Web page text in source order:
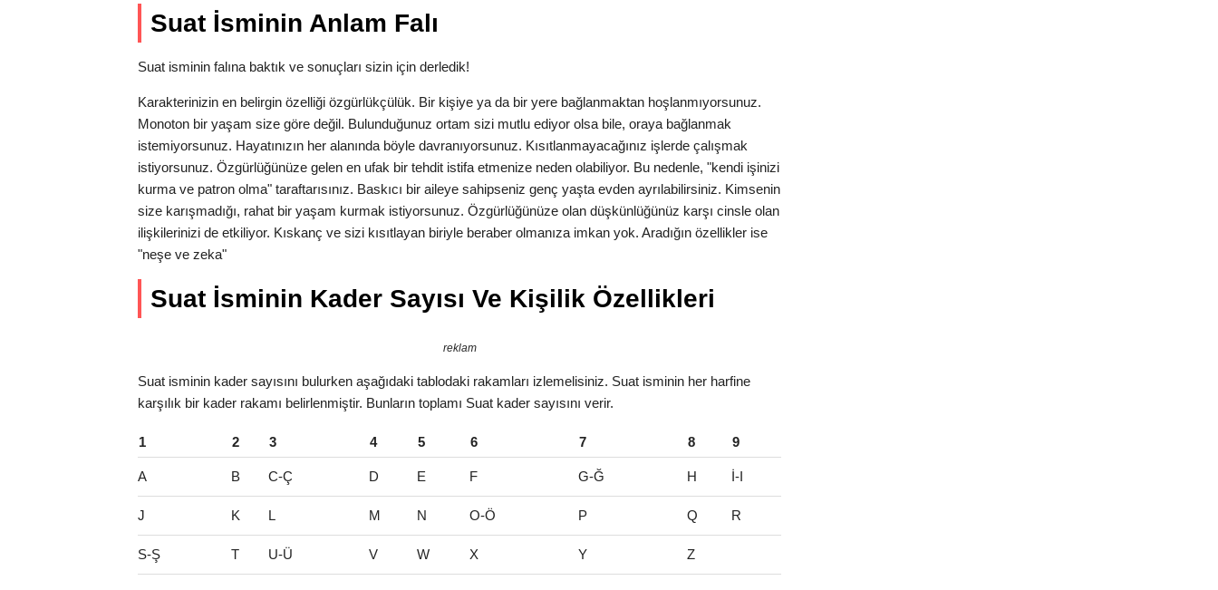
Suat İsminin Anlam Falı
Suat isminin falına baktık ve sonuçları sizin için derledik!
Karakterinizin en belirgin özelliği özgürlükçülük. Bir kişiye ya da bir yere bağlanmaktan hoşlanmıyorsunuz.
Monoton bir yaşam size göre değil. Bulunduğunuz ortam sizi mutlu ediyor olsa bile, oraya bağlanmak
istemiyorsunuz. Hayatınızın her alanında böyle davranıyorsunuz. Kısıtlanmayacağınız işlerde çalışmak
istiyorsunuz. Özgürlüğünüze gelen en ufak bir tehdit istifa etmenize neden olabiliyor. Bu nedenle, "kendi işinizi
kurma ve patron olma" taraftarısınız. Baskıcı bir aileye sahipseniz genç yaşta evden ayrılabilirsiniz. Kimsenin
size karışmadığı, rahat bir yaşam kurmak istiyorsunuz. Özgürlüğünüze olan düşkünlüğünüz karşı cinsle olan
ilişkilerinizi de etkiliyor. Kıskanç ve sizi kısıtlayan biriyle beraber olmanıza imkan yok. Aradığın özellikler ise
"neşe ve zeka"
Suat İsminin Kader Sayısı Ve Kişilik Özellikleri
reklam
Suat isminin kader sayısını bulurken aşağıdaki tablodaki rakamları izlemelisiniz. Suat isminin her harfine
karşılık bir kader rakamı belirlenmiştir. Bunların toplamı Suat kader sayısını verir.
1 2 3 4 5 6 7 8 9
A B C-Ç D E F G-Ğ H İ-I
J K L M N O-Ö P Q R
S-Ş T U-Ü V W X Y Z